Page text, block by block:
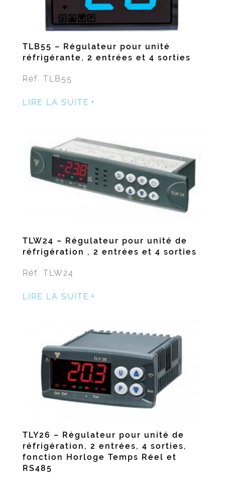
TLB55 – Régulateur pour unité
réfrigérante, 2 entrées et 4 sorties
Réf. TLB55
LIRE LA SUITE
TLW24 – Régulateur pour unité de
réfrigération , 2 entrées et 4 sorties
Réf. TLW24
LIRE LA SUITE
TLY26 – Régulateur pour unité de
réfrigération, 2 entrées, 4 sorties,
fonction Horloge Temps Réel et
RS485